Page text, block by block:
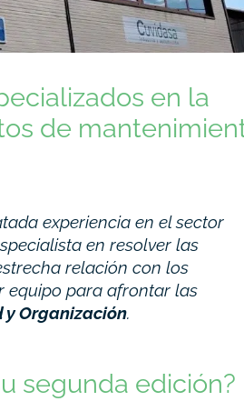
en la
de
experiencia en el sector
en resolver las
relación con los
equipo para afrontar las
y Organización.
segunda edición?